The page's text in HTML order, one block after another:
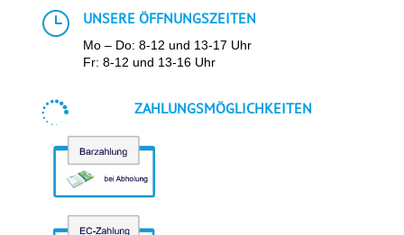
} UNSERE ÖFFNUNGSZEITEN
Mo – Do: 8-12 und 13-17 Uhr
Fr: 8-12 und 13-16 Uhr
 ZAHLUNGSMÖGLICHKEITEN